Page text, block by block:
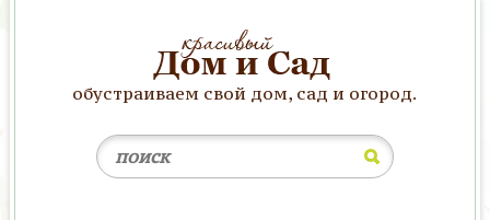
обустраиваем свой дом, сад и огород.